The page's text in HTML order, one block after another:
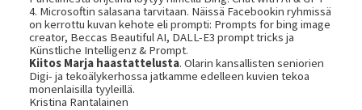
4. Microsoftin salasana tarvitaan. Näissä Facebookin ryhmissä
on kerrottu kuvan kehote eli prompti: Prompts for bing image
creator, Beccas Beautiful AI, DALL-E3 prompt tricks ja
Künstliche Intelligenz & Prompt.
Kiitos Marja haastattelusta. Olarin kansallisten seniorien
Digi- ja tekoälykerhossa jatkamme edelleen kuvien tekoa
monenlaisilla tyyleillä.
Kristina Rantalainen